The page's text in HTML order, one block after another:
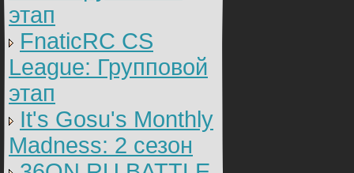
этап
FnaticRC CS
League: Групповой
этап
It's Gosu's Monthly
Madness: 2 сезон